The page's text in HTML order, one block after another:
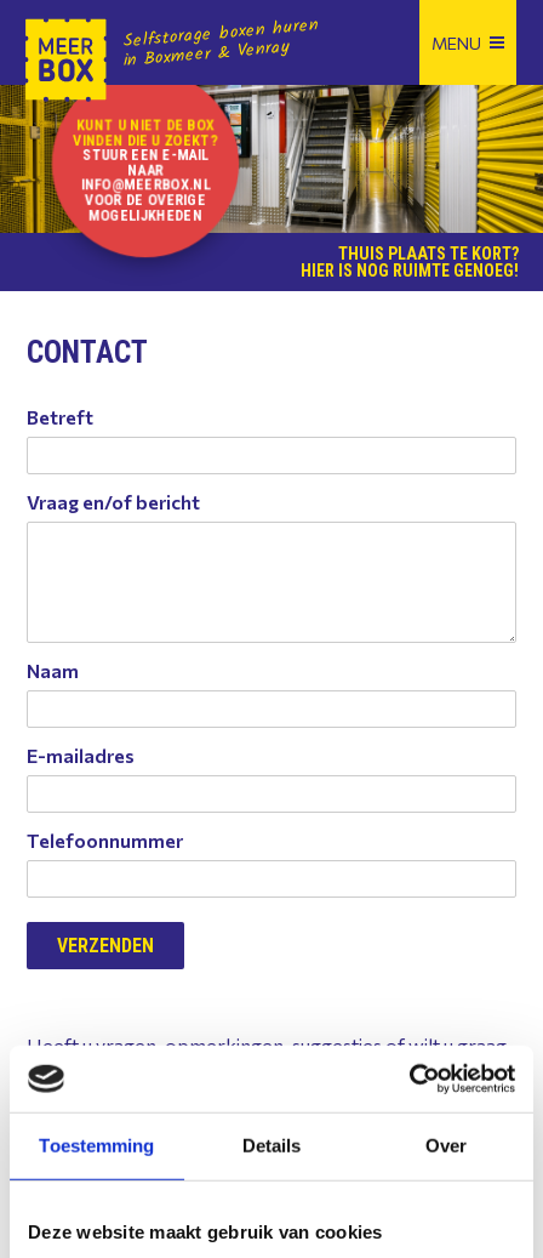
Toestemming Details Over
Deze website maakt gebruik van cookies
Selfstorage boxen huren
in Boxmeer & Venray
THUIS PLAATS TE KORT?
HIER IS NOG RUIMTE GENOEG!
KUNT U NIET DE BOX
VINDEN DIE U ZOEKT?
STUUR EEN E-MAIL
NAAR
INFO@MEERBOX.NL
VOOR DE OVERIGE
MOGELIJKHEDEN
CONTACT
Betreft
Vraag en/of bericht
Naam
E-mailadres
Telefoonnummer
Heeft u vragen, opmerkingen, suggesties of wilt u graag
een afspraak maken? Geef dit gaarne aan ons door
middels het contactformulier of via de contactgegevens
op deze pagina.
365 dagen per jaar van 06.00 tot 23.00